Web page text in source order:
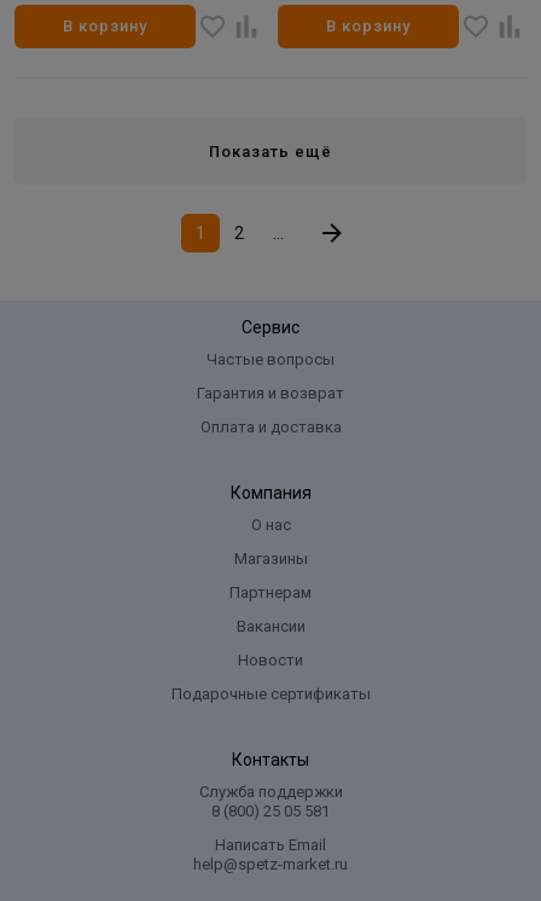
В корзину В корзину
Показать ещё
1 2
Сервис
Частые вопросы
Гарантия и возврат
Оплата и доставка
Компания
О нас
Магазины
Партнерам
Вакансии
Новости
Подарочные сертификаты
Контакты
Служба поддержки
8 (800) 25 05 581
Написать Email
help@spetz-market.ru